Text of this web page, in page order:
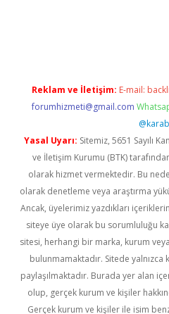
Reklam ve İletişim: E-mail:
forumhizmeti@gmail.com
Yasal Uyarı: Sitemiz, 5651 Sayılı
ve İletişim Kurumu (BTK)
olarak hizmet vermektedir. Bu
olarak denetleme veya araştırma
Ancak, üyelerimiz yazdıkları
siteye üye olarak bu sorumluluğu
sitesi, herhangi bir marka, kurum
bulunmamaktadır. Sitede yalnızca
paylaşılmaktadır. Burada yer alan
olup, gerçek kurum ve kişiler
Gerçek kurum ve kişiler ile isim